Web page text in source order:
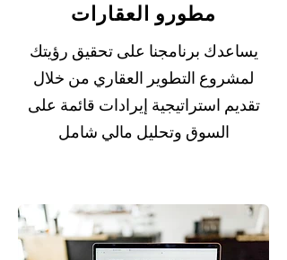
مطورو العقارات
يساعدك برنامجنا على تحقيق رؤيتك
لمشروع التطوير العقاري من خلال
تقديم استراتيجية إيرادات قائمة على
السوق وتحليل مالي شامل